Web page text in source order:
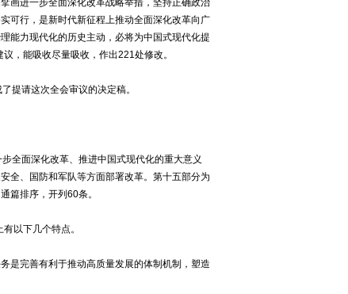
画进一步全面深化改革战略举措，坚持正确政治
可行，是新时代新征程上推动全面深化改革向广
能力现代化的历史主动，必将为中国式现代化提
，能吸收尽量吸收，作出221处修改。
请这次全会审议的决定稿。
全面深化改革、推进中国式现代化的重大意义
全、国防和军队等方面部署改革。第十五部分为
篇排序，开列60条。
以下几个特点。
完善有利于推动高质量发展的体制机制，塑造